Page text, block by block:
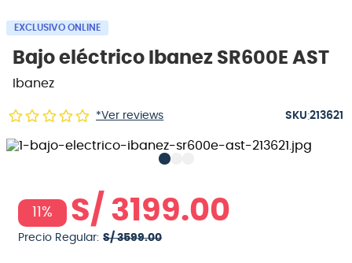
EXCLUSIVO ONLINE
Bajo eléctrico Ibanez SR600E AST
Ibanez
*Ver reviews :213621
11% S/ 3199.00
Precio Regular: S/ 3599.00